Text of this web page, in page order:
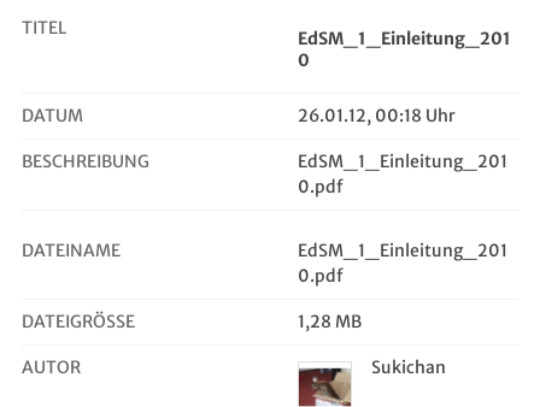
TITEL
EdSM_1_Einleitung_201
0
DATUM 26.01.12, 00:18 Uhr
BESCHREIBUNG
EdSM_1_Einleitung_201
0.pdf
DATEINAME
EdSM_1_Einleitung_201
0.pdf
DATEIGRÖSSE 1,28 MB
AUTOR Sukichan